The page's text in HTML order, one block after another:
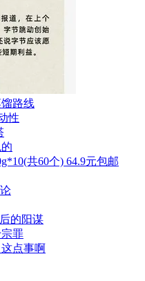
路线
性
共60个) 64.9元包邮
的阳谋
罪
点事啊